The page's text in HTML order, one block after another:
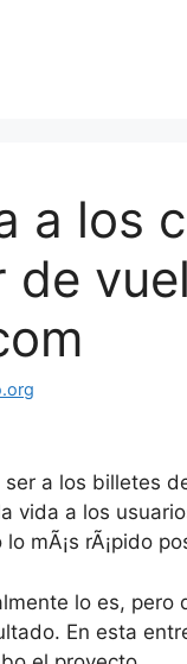
a los
de
a los billetes
vida a los
mÃ¡s rÃ¡pido
lo es,
En esta